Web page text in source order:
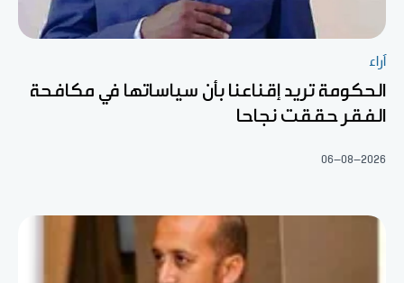
آراء
الحكومة تريد إقناعنا بأن سياساتها في مكافحة
الفقر حققت نجاحا
06-08-2026